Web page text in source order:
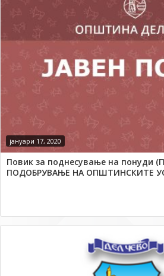
јануари 17, 2020
Повик за поднесување на понуди
ПОДОБРУВАЊЕ НА ОПШТИНСКИТЕ